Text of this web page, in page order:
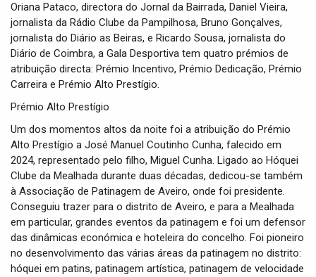
Oriana Pataco, directora do Jornal da Bairrada, Daniel Vieira,
jornalista da Rádio Clube da Pampilhosa, Bruno Gonçalves,
jornalista do Diário as Beiras, e Ricardo Sousa, jornalista do
Diário de Coimbra, a Gala Desportiva tem quatro prémios de
atribuição directa: Prémio Incentivo, Prémio Dedicação, Prémio
Carreira e Prémio Alto Prestígio.
Prémio Alto Prestígio
Um dos momentos altos da noite foi a atribuição do Prémio
Alto Prestígio a José Manuel Coutinho Cunha, falecido em
2024, representado pelo filho, Miguel Cunha. Ligado ao Hóquei
Clube da Mealhada durante duas décadas, dedicou-se também
à Associação de Patinagem de Aveiro, onde foi presidente.
Conseguiu trazer para o distrito de Aveiro, e para a Mealhada
em particular, grandes eventos da patinagem e foi um defensor
das dinâmicas económica e hoteleira do concelho. Foi pioneiro
no desenvolvimento das várias áreas da patinagem no distrito:
hóquei em patins, patinagem artística, patinagem de velocidade